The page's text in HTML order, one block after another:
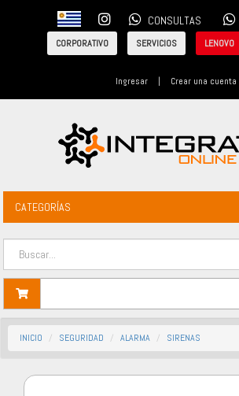
CONSULTAS
CORPORATIVO SERVICIOS LENOVO
Ingresar | Crear una cuenta
CATEGORÍAS
INICIO SEGURIDAD ALARMA SIRENAS